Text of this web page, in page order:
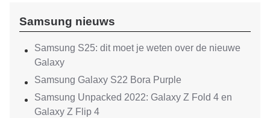
Samsung nieuws
Samsung S25: dit moet je weten over de nieuwe
Galaxy
Samsung Galaxy S22 Bora Purple
Samsung Unpacked 2022: Galaxy Z Fold 4 en
Galaxy Z Flip 4